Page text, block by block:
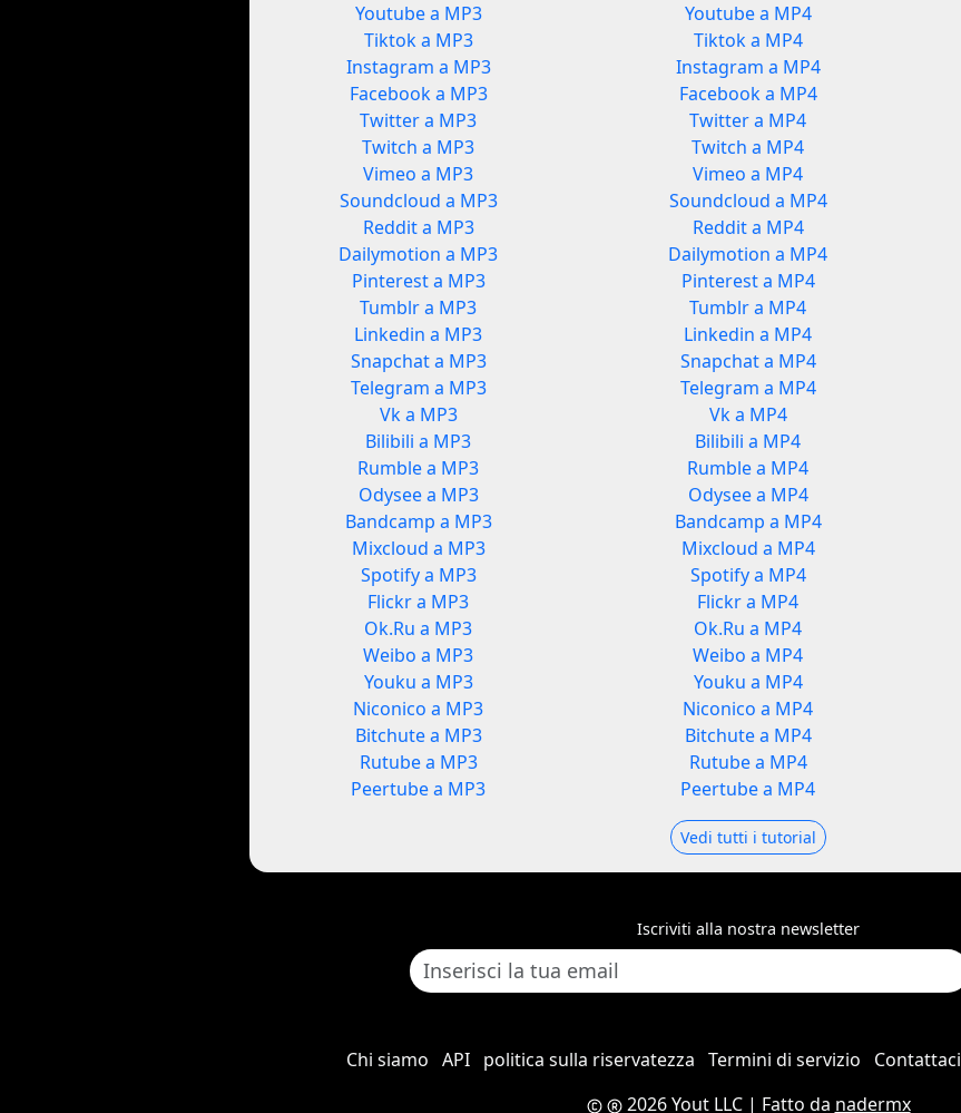
Youtube a MP3
Tiktok a MP3
Instagram a MP3
Facebook a MP3
Twitter a MP3
Twitch a MP3
Vimeo a MP3
Soundcloud a MP3
Reddit a MP3
Dailymotion a MP3
Pinterest a MP3
Tumblr a MP3
Linkedin a MP3
Snapchat a MP3
Telegram a MP3
Vk a MP3
Bilibili a MP3
Rumble a MP3
Odysee a MP3
Bandcamp a MP3
Mixcloud a MP3
Spotify a MP3
Flickr a MP3
Ok.Ru a MP3
Weibo a MP3
Youku a MP3
Niconico a MP3
Bitchute a MP3
Rutube a MP3
Peertube a MP3
Youtube a MP4
Tiktok a MP4
Instagram a MP4
Facebook a MP4
Twitter a MP4
Twitch a MP4
Vimeo a MP4
Soundcloud a MP4
Reddit a MP4
Dailymotion a MP4
Pinterest a MP4
Tumblr a MP4
Linkedin a MP4
Snapchat a MP4
Telegram a MP4
Vk a MP4
Bilibili a MP4
Rumble a MP4
Odysee a MP4
Bandcamp a MP4
Mixcloud a MP4
Spotify a MP4
Flickr a MP4
Ok.Ru a MP4
Weibo a MP4
Youku a MP4
Niconico a MP4
Bitchute a MP4
Rutube a MP4
Peertube a MP4
Vedi tutti i tutorial
Iscriviti alla nostra newsletter
Chi siamo API politica sulla riservatezza Termini di servizio Contattaci
2026 Yout LLC| Fatto da nadermx